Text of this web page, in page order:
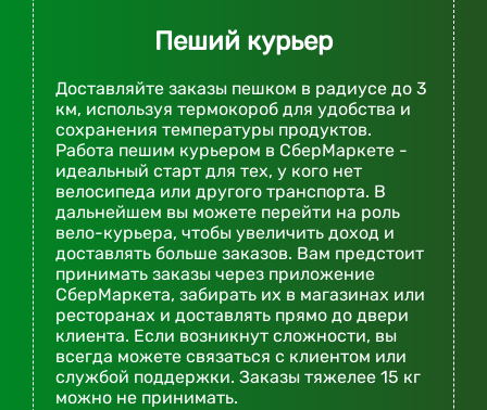
Пеший курьер
Доставляйте заказы пешком в радиусе до 3
км, используя термокороб для удобства и
сохранения температуры продуктов.
Работа пешим курьером в СберМаркете -
идеальный старт для тех, у кого нет
велосипеда или другого транспорта. В
дальнейшем вы можете перейти на роль
вело-курьера, чтобы увеличить доход и
доставлять больше заказов. Вам предстоит
принимать заказы через приложение
СберМаркета, забирать их в магазинах или
ресторанах и доставлять прямо до двери
клиента. Если возникнут сложности, вы
всегда можете связаться с клиентом или
службой поддержки. Заказы тяжелее 15 кг
можно не принимать.